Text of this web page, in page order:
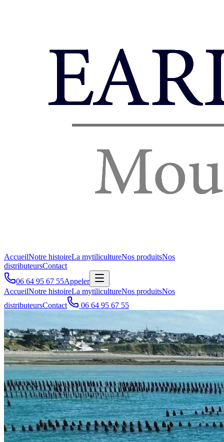
AccueilNotre histoireLa mytilicultureNos produitsNos
distributeursContact
06 64 95 67 55Appeler
AccueilNotre histoireLa mytilicultureNos produitsNos
distributeursContact 06 64 95 67 55